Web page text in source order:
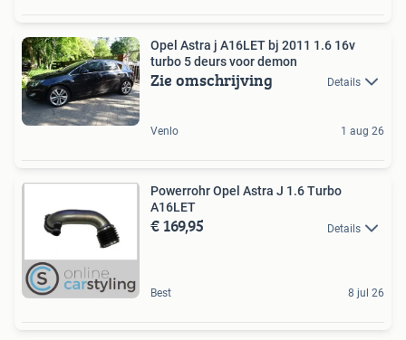
Opel Astra j A16LET bj 2011 1.6 16v
turbo 5 deurs voor demon
Zie omschrijving Details
Venlo 1 aug 26
Powerrohr Opel Astra J 1.6 Turbo
A16LET
€ 169,95 Details
Best 8 jul 26